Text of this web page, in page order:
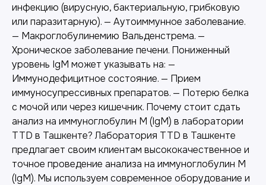
инфекцию (вирусную, бактериальную, грибковую
или паразитарную). — Аутоиммунное заболевание.
— Макроглобулинемию Вальденстрема. —
Хроническое заболевание печени. Пониженный
уровень IgM может указывать на: —
Иммунодефицитное состояние. — Прием
иммуносупрессивных препаратов. — Потерю белка
с мочой или через кишечник. Почему стоит сдать
анализ на иммуноглобулин M (IgM) в лаборатории
TTD в Ташкенте? Лаборатория TTD в Ташкенте
предлагает своим клиентам высококачественное и
точное проведение анализа на иммуноглобулин M
(IgM). Мы используем современное оборудование и